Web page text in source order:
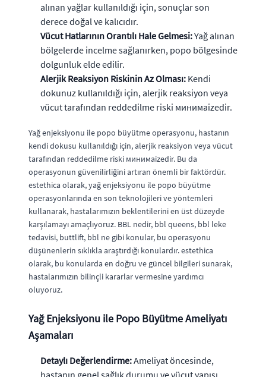
alınan yağlar kullanıldığı için, sonuçlar son
derece doğal ve kalıcıdır.
Vücut Hatlarının Orantılı Hale Gelmesi:Yağ alınan
bölgelerde incelme sağlanırken, popo bölgesinde
dolgunluk elde edilir.
Alerjik Reaksiyon Riskinin Az Olması: Kendi
dokunuz kullanıldığı için, alerjik reaksiyon veya
vücut tarafından reddedilme riski минимаizedir.
Yağ enjeksiyonu ile popo büyütme operasyonu, hastanın
kendi dokusu kullanıldığı için, alerjik reaksiyon veya vücut
tarafından reddedilme riski минимаizedir. Bu da
operasyonun güvenilirliğini artıran önemli bir faktördür.
estethica olarak, yağ enjeksiyonu ile popo büyütme
operasyonlarında en son teknolojileri ve yöntemleri
kullanarak, hastalarımızın beklentilerini en üst düzeyde
karşılamayı amaçlıyoruz. BBL nedir, bbl queens, bbl leke
tedavisi, buttlift, bbl ne gibi konular, bu operasyonu
düşünenlerin sıklıkla araştırdığı konulardır. estethica
olarak, bu konularda en doğru ve güncel bilgileri sunarak,
hastalarımızın bilinçli kararlar vermesine yardımcı
oluyoruz.
Yağ Enjeksiyonu ile Popo Büyütme Ameliyatı
Aşamaları
Detaylı Değerlendirme:Ameliyat öncesinde,
hastanın genel sağlık durumu ve vücut yapısı